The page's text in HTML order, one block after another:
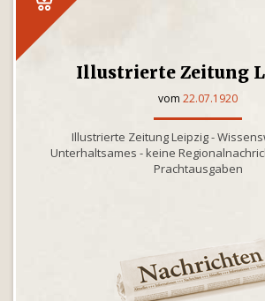
Illustrierte Zeitung
vom 22.07.1920
Illustrierte Zeitung Leipzig -
Unterhaltsames - keine
Prachtausgaben